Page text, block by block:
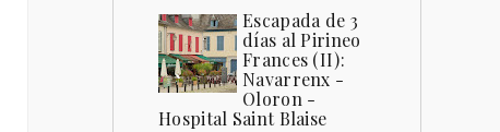
Escapada de 3
días al Pirineo
Frances (II):
Navarrenx -
Oloron -
Hospital Saint Blaise